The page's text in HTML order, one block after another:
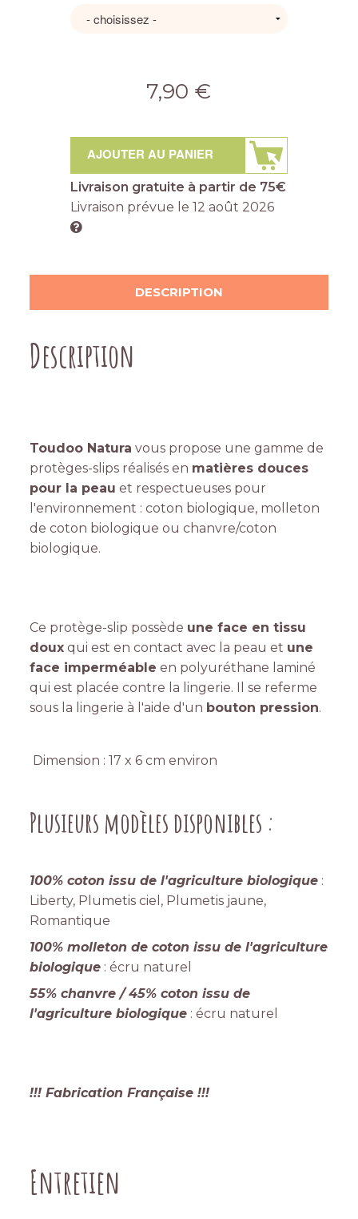
7,90 €
AJOUTER AU PANIER
Livraison gratuite à partir de 75€
Livraison prévue le 12 août 2026
DESCRIPTION
Description
Toudoo Natura vous propose une gamme de
protèges-slips réalisés en matières douces
pour la peau et respectueuses pour
l'environnement : coton biologique, molleton
de coton biologique ou chanvre/coton
biologique.
Ce protège-slip possède une face en tissu
doux qui est en contact avec la peau et une
face imperméable en polyuréthane laminé
qui est placée contre la lingerie. Il se referme
sous la lingerie à l'aide d'un bouton pression.
Dimension : 17 x 6 cm environ
Plusieurs modèles disponibles :
100% coton issu de l'agriculture biologique :
Liberty, Plumetis ciel, Plumetis jaune,
Romantique
100% molleton de coton issu de l'agriculture
biologique : écru naturel
55% chanvre / 45% coton issu de
l'agriculture biologique : écru naturel
!!! Fabrication Française !!!
Entretien